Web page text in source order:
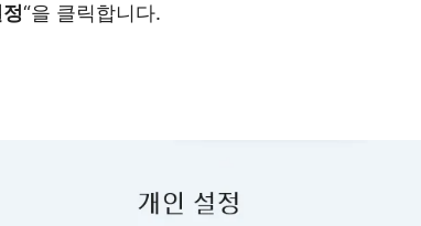
“을 클릭합니다.